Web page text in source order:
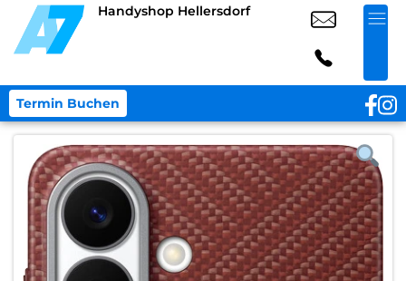
Handyshop Hellersdorf
Termin Buchen